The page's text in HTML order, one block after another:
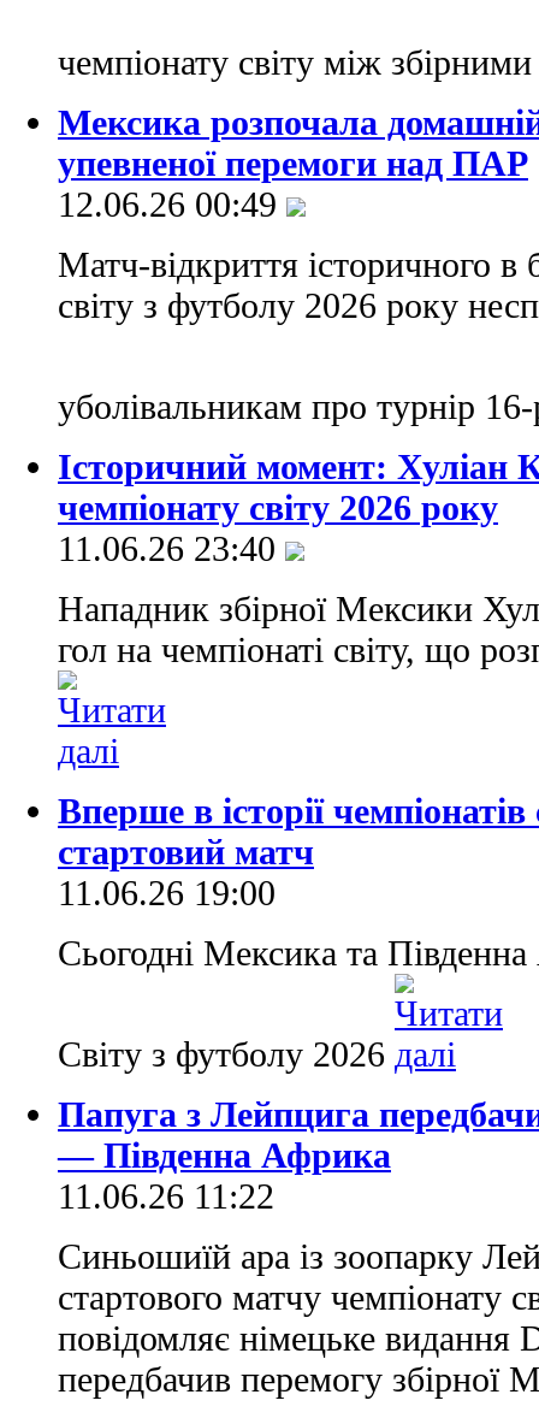
чемпіонату світу між
Мексика розпочала домашній
упевненої перемоги над ПАР
12.06.26 00:49
Матч-відкриття історичного в
світу з футболу 2026 року
уболівальникам про турнір
Історичний момент: Хуліан
чемпіонату світу 2026 року
11.06.26 23:40
Нападник збірної Мексики
гол на чемпіонаті світу, що
Вперше в історії
стартовий матч
11.06.26 19:00
Сьогодні Мексика та
Світу з футболу 2026
Папуга з Лейпцига
— Південна Африка
11.06.26 11:22
Синьошиїй ара із зоопарку
стартового матчу чемпіонату
повідомляє німецьке видання
передбачив перемогу збірної